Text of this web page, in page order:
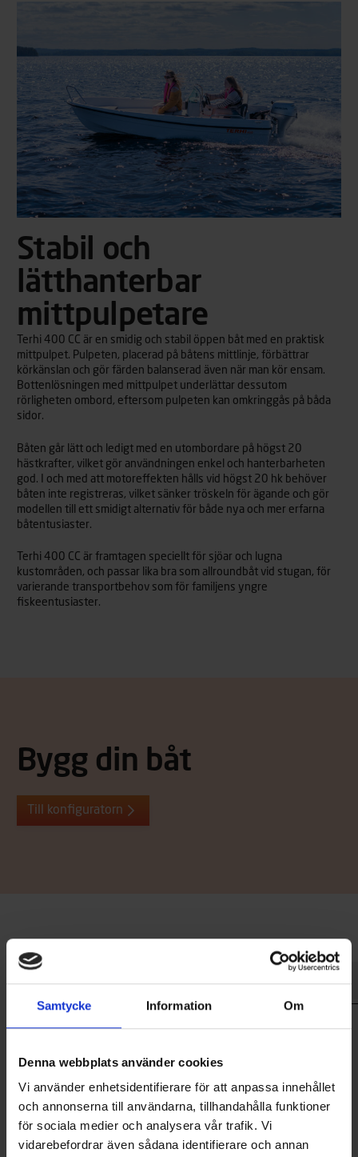
Samtycke Information Om
Denna webbplats använder cookies
Vi använder enhetsidentifierare för att anpassa innehållet
och annonserna till användarna, tillhandahålla funktioner
för sociala medier och analysera vår trafik. Vi
vidarebefordrar även sådana identifierare och annan
Stabil och
lätthanterbar
mittpulpetare
Terhi 400 CC är en smidig och stabil öppen båt med en praktisk
mittpulpet. Pulpeten, placerad på båtens mittlinje, förbättrar
körkänslan och gör färden balanserad även när man kör ensam.
Bottenlösningen med mittpulpet underlättar dessutom
rörligheten ombord, eftersom pulpeten kan omkringgås på båda
sidor.
Båten går lätt och ledigt med en utombordare på högst 20
hästkrafter, vilket gör användningen enkel och hanterbarheten
god. I och med att motoreffekten hålls vid högst 20 hk behöver
båten inte registreras, vilket sänker tröskeln för ägande och gör
modellen till ett smidigt alternativ för både nya och mer erfarna
båtentusiaster.
Terhi 400 CC är framtagen speciellt för sjöar och lugna
kustområden, och passar lika bra som allroundbåt vid stugan, för
varierande transportbehov som för familjens yngre
fiskeentusiaster.
Bygg din båt
Till konfiguratorn
Längd 4,01 m
CE-godkännande
Antal personer